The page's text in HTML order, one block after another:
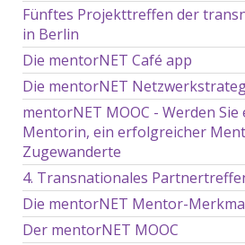
Fünftes Projekttreffen der
in Berlin
Die mentorNET Café app
Die mentorNET
mentorNET MOOC - Werden
Mentorin, ein erfolgreicher
Zugewanderte
4. Transnationales
Die mentorNET Mentor-
Der mentorNET MOOC